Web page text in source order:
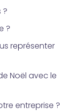
?
?
représenter
Noël avec le
entreprise ?